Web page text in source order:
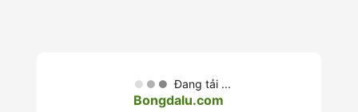
Đang tải ...
Bongdalu.com